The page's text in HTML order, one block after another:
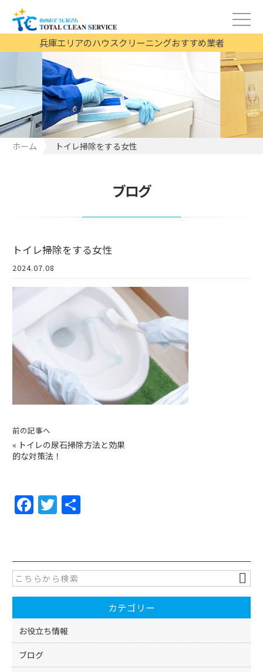
兵庫エリアのハウスクリーニングおすすめ業者
ホーム トイレ掃除をする女性
ブログ
トイレ掃除をする女性
2024.07.08
前の記事へ
« トイレの尿石掃除方法と効果
的な対策法！
F
a
e
b
o
o
k
T
w
er
カテゴリー
お役立ち情報
ブログ